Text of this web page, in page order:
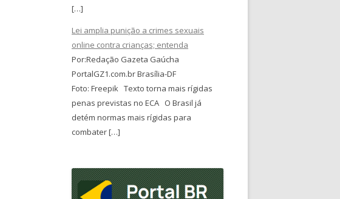
[…]
Lei amplia punição a crimes sexuais
online contra crianças; entenda
Por:Redação Gazeta Gaúcha
PortalGZ1.com.br Brasília-DF
Foto: Freepik Texto torna mais rígidas
penas previstas no ECA O Brasil já
detém normas mais rígidas para
combater […]